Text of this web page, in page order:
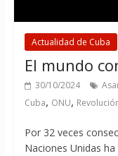
Actualidad de Cuba
El mundo
30/10/2024
Cuba, ONU,
Por 32 veces
Naciones Unidas